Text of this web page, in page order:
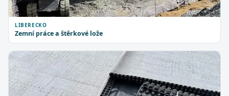
LIBERECKO
Zemní práce a štěrkové lože